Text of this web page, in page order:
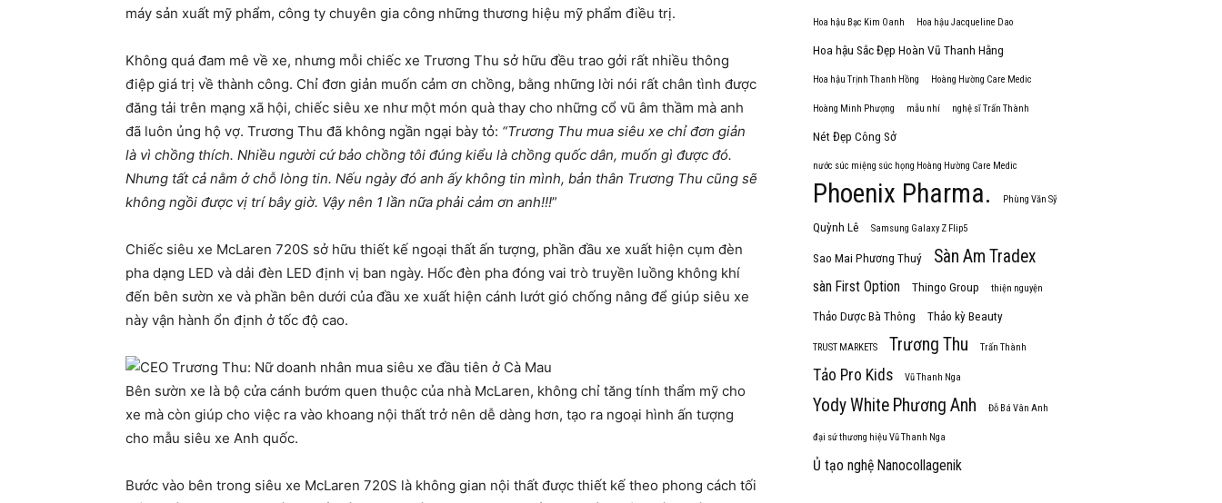
máy sản xuất mỹ phẩm, công ty chuyên gia công những thương hiệu mỹ phẩm điều trị.
Không quá đam mê về xe, nhưng mỗi chiếc xe Trương Thu sở hữu đều trao gởi rất nhiều thông
điệp giá trị về thành công. Chỉ đơn giản muốn cảm ơn chồng, bằng những lời nói rất chân tình được
đăng tải trên mạng xã hội, chiếc siêu xe như một món quà thay cho những cổ vũ âm thầm mà anh
đã luôn ủng hộ vợ. Trương Thu đã không ngần ngại bày tỏ: “Trương Thu mua siêu xe chỉ đơn giản
là vì chồng thích. Nhiều người cứ bảo chồng tôi đúng kiểu là chồng quốc dân, muốn gì được đó.
Nhưng tất cả nằm ở chỗ lòng tin. Nếu ngày đó anh ấy không tin mình, bản thân Trương Thu cũng sẽ
không ngồi được vị trí bây giờ. Vậy nên 1 lần nữa phải cảm ơn anh!!!”
Chiếc siêu xe McLaren 720S sở hữu thiết kế ngoại thất ấn tượng, phần đầu xe xuất hiện cụm đèn
pha dạng LED và dải đèn LED định vị ban ngày. Hốc đèn pha đóng vai trò truyền luồng không khí
đến bên sườn xe và phần bên dưới của đầu xe xuất hiện cánh lướt gió chống nâng để giúp siêu xe
này vận hành ổn định ở tốc độ cao.
Bên sườn xe là bộ cửa cánh bướm quen thuộc của nhà McLaren, không chỉ tăng tính thẩm mỹ cho
xe mà còn giúp cho việc ra vào khoang nội thất trở nên dễ dàng hơn, tạo ra ngoại hình ấn tượng
cho mẫu siêu xe Anh quốc.
Bước vào bên trong siêu xe McLaren 720S là không gian nội thất được thiết kế theo phong cách tối
Hoa hậu Bạc Kim Oanh Hoa hậu Jacqueline Dao
Hoa hậu Sắc Đẹp Hoàn Vũ Thanh Hằng
Hoa hậu Trịnh Thanh Hồng Hoàng Hường Care Medic
Hoàng Minh Phượng mẫu nhí nghệ sĩ Trấn Thành
Nét Đẹp Công Sở
nước súc miệng súc họng Hoàng Hường Care Medic
Phoenix Pharma. Phùng Văn Sỹ
Quỳnh Lê Samsung Galaxy Z Flip5
Sao Mai Phương Thuý Sàn Am Tradex
sàn First Option Thingo Group thiện nguyện
Thảo Dược Bà Thông Thảo kỳ Beauty
TRUST MARKETS Trương Thu Trấn Thành
Tảo Pro Kids Vũ Thanh Nga
Yody White Phương Anh Đỗ Bá Vân Anh
đại sứ thương hiệu Vũ Thanh Nga
Ủ tạo nghệ Nanocollagenik